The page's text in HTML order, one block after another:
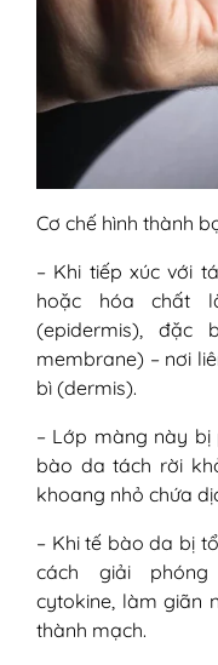
Cơ chế hình thành
– Khi tiếp xúc với
hoặc hóa chất
(epidermis), đặc
membrane) – nơi
bì (dermis).
– Lớp màng này bị
bào da tách rời
khoang nhỏ chứa
– Khi tế bào da bị
cách giải phóng
cytokine, làm giãn
thành mạch.